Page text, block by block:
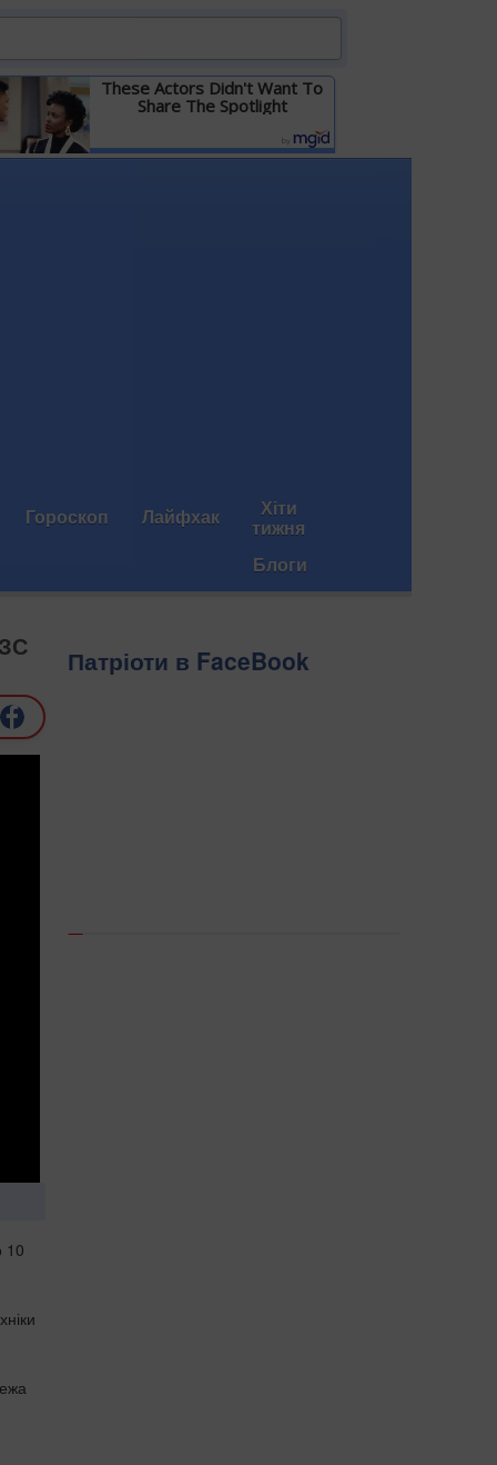
These Actors Didn't Want To
Share The Spotlight
Детальніше
Гороскоп Лайфхак Хіти
тижня
Блоги
10
Патріоти в FaceBook